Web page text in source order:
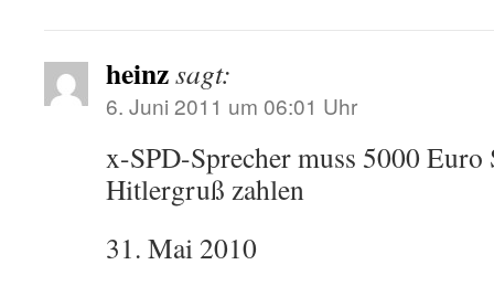
heinzsagt:
6. Juni 2011 um 06:01 Uhr
x-SPD-Sprecher muss 5000 Euro
Hitlergruß zahlen
31. Mai 2010